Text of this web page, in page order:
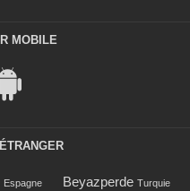
MOBILE
Espagne Beyazperde Turquie